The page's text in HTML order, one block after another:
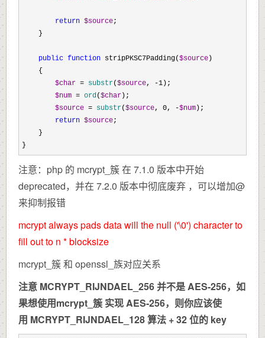
return $source;
    }
public function stripPKSC7Padding($source)
    {
$char = substr($source, -1);
$num = ord($char);
$source = substr($source, 0, -$num);
return $source;
    }
}
注意：php 的 mcrypt_簇 在 7.1.0 版本中开始
deprecated，并在 7.2.0 版本中彻底废弃 ，可以增加@
来抑制报错
mcrypt always pads data will the null ('\0') character to
fill out to n * blocksize
mcrypt_簇 和 openssl_族对应关系
注意 MCRYPT_RIJNDAEL_256并不是AES-256，如
果想使用mcrypt_簇 实现AES-256，则你应该使
用 MCRYPT_RIJNDAEL_128算法 +32位的 key